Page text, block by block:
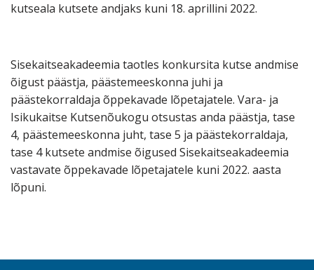
kutseala kutsete andjaks kuni 18. aprillini 2022.
Sisekaitseakadeemia taotles konkursita kutse andmise
õigust päästja, päästemeeskonna juhi ja
päästekorraldaja õppekavade lõpetajatele. Vara- ja
Isikukaitse Kutsenõukogu otsustas anda päästja, tase
4, päästemeeskonna juht, tase 5 ja päästekorraldaja,
tase 4 kutsete andmise õigused Sisekaitseakadeemia
vastavate õppekavade lõpetajatele kuni 2022. aasta
lõpuni.